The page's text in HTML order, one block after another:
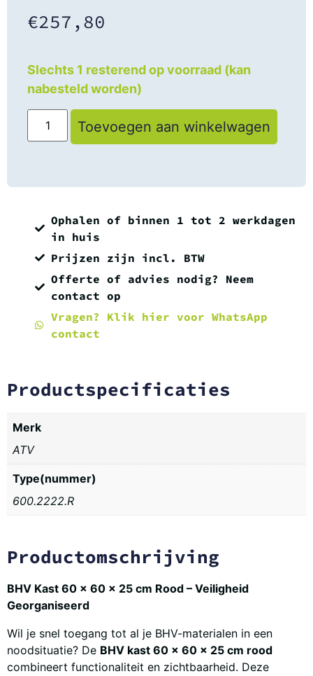
€257,80
Slechts 1 resterend op voorraad (kan
nabesteld worden)
Toevoegen aan winkelwagen
Ophalen of binnen 1 tot 2 werkdagen
in huis
Prijzen zijn incl. BTW
Offerte of advies nodig? Neem
contact op
Vragen? Klik hier voor WhatsApp
contact
Productspecificaties
Merk
ATV
Type(nummer)
600.2222.R
Productomschrijving
BHV Kast 60 x 60 x 25 cm Rood – Veiligheid
Georganiseerd
Wil je snel toegang tot al je BHV-materialen in een
noodsituatie? De BHV kast 60 x 60 x 25 cm rood
combineert functionaliteit en zichtbaarheid. Deze